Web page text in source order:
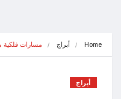
Home أبراج مسارات فلكية
أبراج